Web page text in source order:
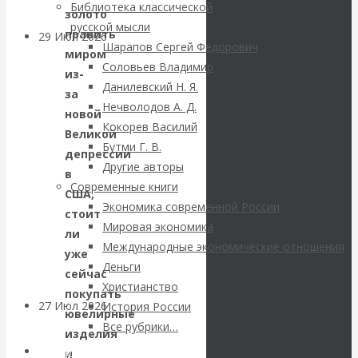
Библиотека классической
русской мысли
Шарапов Сергей Федорович
Соловьев Владимир
Данилевский Н. Я.
Нечволодов А. Д.
Кокорев Василий
Бутми Г. В.
Другие авторы
Современные книги
Экономика современной России
Мировая экономика
Международные экономические отношения
Деньги
Христианство
История России
Все рубрики…
Авторы РЭОШ
29 Июл 2026Мировая
финансовая олигархия
Валентин
Катасонов.
«Мировые
ростовщики»:
вчера и сегодня
27 Июл 2026Мировая
валютная система
золото
править
миром
из-
за
новой
Великой
депрессии
в
США,
стоит
ли
уже
сейчас
покупать
ювелирные
изделия
и